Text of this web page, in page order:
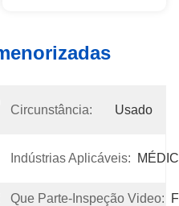
Circunstância: Usado
Indústrias Aplicáveis:
Nenhuns
Que Parte-Inspeção Video: